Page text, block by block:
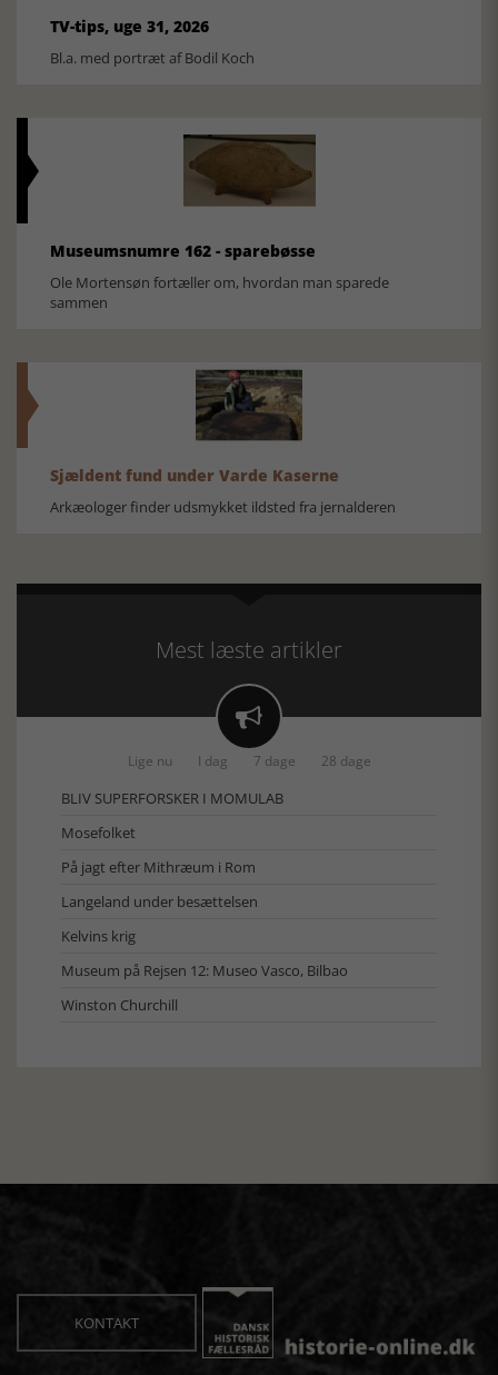
TV-tips, uge 31, 2026
Bl.a. med portræt af Bodil Koch
Museumsnumre 162 - sparebøsse
Ole Mortensøn fortæller om, hvordan man sparede
sammen
Sjældent fund under Varde Kaserne
Arkæologer finder udsmykket ildsted fra jernalderen
Mest læste artikler

Lige nu I dag 7 dage 28 dage
BLIV SUPERFORSKER I MOMULAB
Mosefolket
På jagt efter Mithræum i Rom
Langeland under besættelsen
Kelvins krig
Museum på Rejsen 12: Museo Vasco, Bilbao
Winston Churchill
KONTAKT